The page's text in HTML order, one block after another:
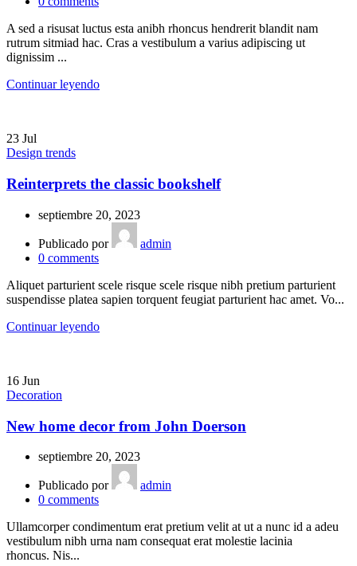
A sed a risusat luctus esta anibh rhoncus hendrerit blandit nam
rutrum sitmiad hac. Cras a vestibulum a varius adipiscing ut
dignissim ...
Continuar leyendo
23 Jul
Design trends
Reinterprets the classic bookshelf
septiembre 20, 2023
Publicado por
admin
0 comments
Aliquet parturient scele risque scele risque nibh pretium parturient
suspendisse platea sapien torquent feugiat parturient hac amet. Vo...
Continuar leyendo
16 Jun
Decoration
New home decor from John Doerson
septiembre 20, 2023
Publicado por
admin
0 comments
Ullamcorper condimentum erat pretium velit at ut a nunc id a adeu
vestibulum nibh urna nam consequat erat molestie lacinia
rhoncus. Nis...